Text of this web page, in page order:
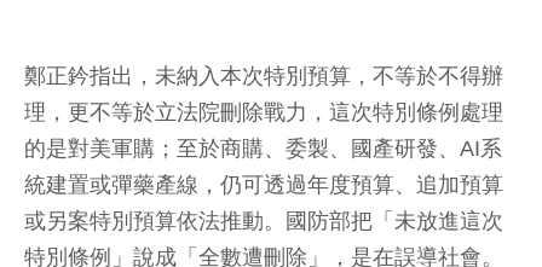
鄭正鈐指出，未納入本次特別預算，不等於不得辦
理，更不等於立法院刪除戰力，這次特別條例處理
的是對美軍購；至於商購、委製、國產研發、AI系
統建置或彈藥產線，仍可透過年度預算、追加預算
或另案特別預算依法推動。國防部把「未放進這次
特別條例」說成「全數遭刪除」，是在誤導社會。